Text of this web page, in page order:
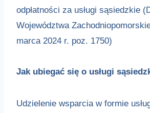
odpłatności za usługi sąsiedzkie
Województwa
marca 2024 r. poz. 1750)
Jak ubiegać się o usługi
Udzielenie wsparcia w formie